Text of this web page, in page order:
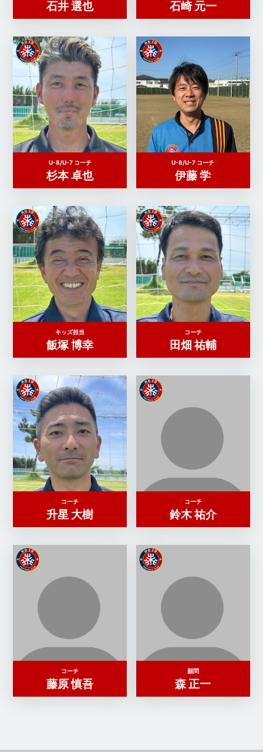
石井 選也 石崎 元一
U-8/U-7 コーチ
杉本 卓也
U-8/U-7 コーチ
伊藤 学
キッズ担当
飯塚 博幸
コーチ
田畑 祐輔
コーチ
升星 大樹
コーチ
鈴木 祐介
コーチ
藤原 慎吾
顧問
森 正一